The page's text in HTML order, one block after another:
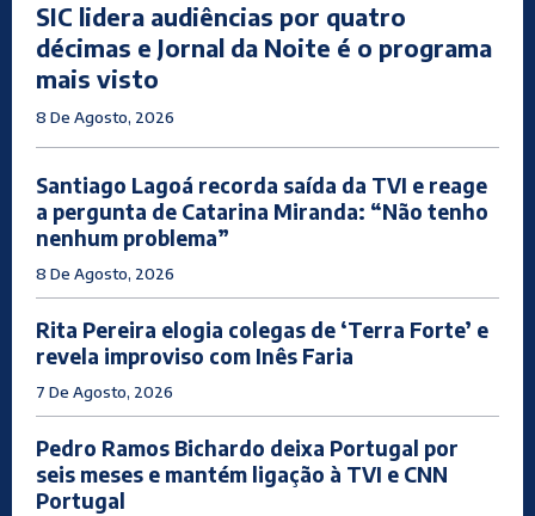
SIC lidera audiências por quatro
décimas e Jornal da Noite é o programa
mais visto
8 De Agosto, 2026
Santiago Lagoá recorda saída da TVI e reage
a pergunta de Catarina Miranda: “Não tenho
nenhum problema”
8 De Agosto, 2026
Rita Pereira elogia colegas de ‘Terra Forte’ e
revela improviso com Inês Faria
7 De Agosto, 2026
Pedro Ramos Bichardo deixa Portugal por
seis meses e mantém ligação à TVI e CNN
Portugal